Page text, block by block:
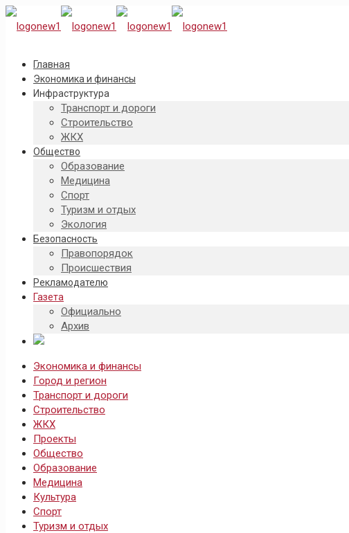
Главная
Экономика и финансы
Инфраструктура
Транспорт и дороги
Строительство
ЖКХ
Общество
Образование
Медицина
Спорт
Туризм и отдых
Экология
Безопасность
Правопорядок
Происшествия
Рекламодателю
Газета
Официально
Архив
Экономика и финансы
Город и регион
Транспорт и дороги
Строительство
ЖКХ
Проекты
Общество
Образование
Медицина
Культура
Спорт
Туризм и отдых